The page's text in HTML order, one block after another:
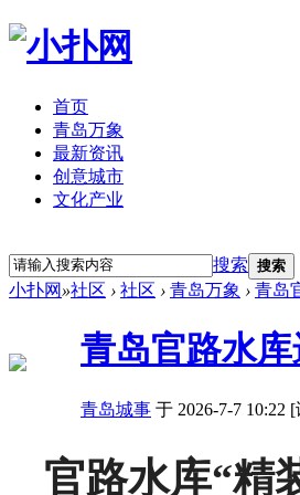
首页
青岛万象
最新资讯
创意城市
文化产业
搜索 搜索
小扑网 »社区 › 社区 › 青岛万象 › 青岛
青岛官路水
青岛城事 于 2026-7-7 10:22
官路水库“精